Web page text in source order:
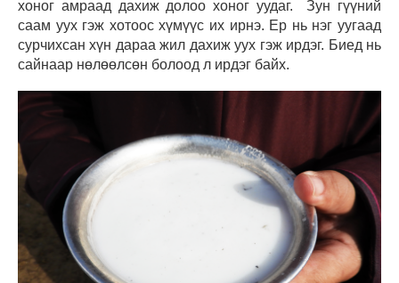
хоног амраад дахиж долоо хоног уудаг. Зун гүүний
саам уух гэж хотоос хүмүүс их ирнэ. Ер нь нэг уугаад
сурчихсан хүн дараа жил дахиж уух гэж ирдэг. Биед нь
сайнаар нөлөөлсөн болоод л ирдэг байх.